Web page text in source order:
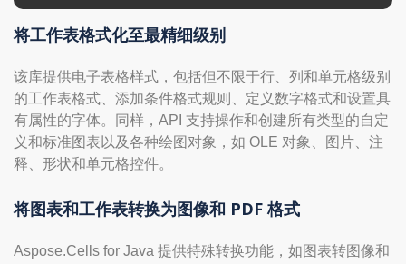
将工作表格式化至最精细级别
该库提供电子表格样式，包括但不限于行、列和单元格级别
的工作表格式、添加条件格式规则、定义数字格式和设置具
有属性的字体。同样，API 支持操作和创建所有类型的自定
义和标准图表以及各种绘图对象，如 OLE 对象、图片、注
释、形状和单元格控件。
将图表和工作表转换为图像和 PDF 格式
Aspose.Cells for Java 提供特殊转换功能，如图表转图像和